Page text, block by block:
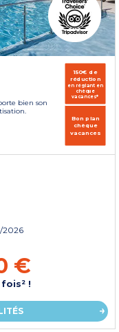
bien son
150€ de
réduction
en réglant en
chèque
vacances*
Bon plan
chèque
vacances
2026
€
!